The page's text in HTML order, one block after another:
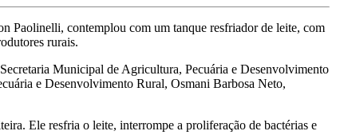
Paolinelli, contemplou com um tanque resfriador de leite, com
rurais.
Municipal de Agricultura, Pecuária e Desenvolvimento
e Desenvolvimento Rural, Osmani Barbosa Neto,
Ele resfria o leite, interrompe a proliferação de bactérias e